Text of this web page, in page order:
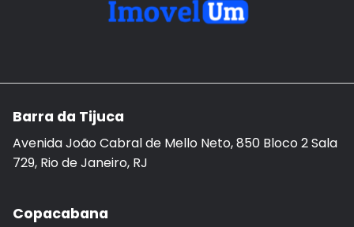
Barra da Tijuca
Avenida João Cabral de Mello Neto, 850 Bloco 2 Sala
729, Rio de Janeiro, RJ
Copacabana